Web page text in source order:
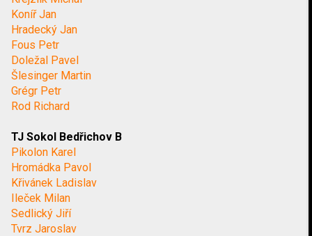
Koníř Jan
Hradecký Jan
Fous Petr
Doležal Pavel
Šlesinger Martin
Grégr Petr
Rod Richard
TJ Sokol Bedřichov B
Pikolon Karel
Hromádka Pavol
Křivánek Ladislav
Ileček Milan
Sedlický Jiří
Tvrz Jaroslav